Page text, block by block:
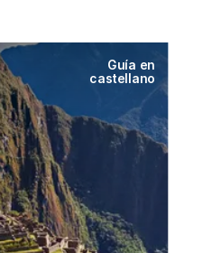
Guía en
castellano